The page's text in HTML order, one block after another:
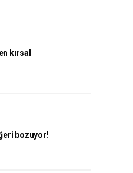
kırsal
bozuyor!